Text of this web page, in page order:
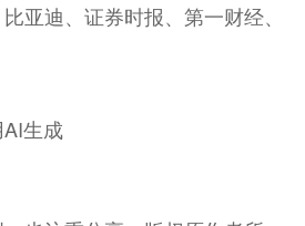
亚迪、证券时报、第一财经、
生成